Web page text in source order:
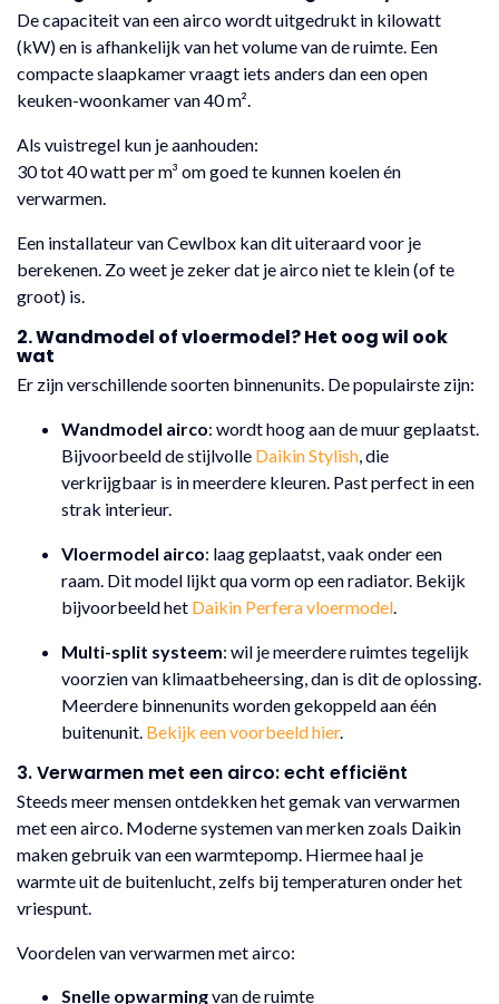
De capaciteit van een airco wordt uitgedrukt in kilowatt
(kW) en is afhankelijk van het volume van de ruimte. Een
compacte slaapkamer vraagt iets anders dan een open
keuken-woonkamer van 40 m².
Als vuistregel kun je aanhouden:
30 tot 40 watt per m³ om goed te kunnen koelen én
verwarmen.
Een installateur van Cewlbox kan dit uiteraard voor je
berekenen. Zo weet je zeker dat je airco niet te klein (of te
groot) is.
2. Wandmodel of vloermodel? Het oog wil ook
wat
Er zijn verschillende soorten binnenunits. De populairste zijn:
Wandmodel airco: wordt hoog aan de muur geplaatst.
Bijvoorbeeld de stijlvolle Daikin Stylish, die
verkrijgbaar is in meerdere kleuren. Past perfect in een
strak interieur.
Vloermodel airco: laag geplaatst, vaak onder een
raam. Dit model lijkt qua vorm op een radiator. Bekijk
bijvoorbeeld het Daikin Perfera vloermodel.
Multi-split systeem: wil je meerdere ruimtes tegelijk
voorzien van klimaatbeheersing, dan is dit de oplossing.
Meerdere binnenunits worden gekoppeld aan één
buitenunit. Bekijk een voorbeeld hier.
3. Verwarmen met een airco: echt efficiënt
Steeds meer mensen ontdekken het gemak van verwarmen
met een airco. Moderne systemen van merken zoals Daikin
maken gebruik van een warmtepomp. Hiermee haal je
warmte uit de buitenlucht, zelfs bij temperaturen onder het
vriespunt.
Voordelen van verwarmen met airco:
Snelle opwarmingvan de ruimte